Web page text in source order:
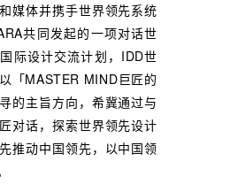
媒体并携手世界领先系统
共同发起的一项对话世
际设计交流计划，IDD世
「MASTER MIND巨匠的
的主旨方向，希冀通过与
对话，探索世界领先设计
推动中国领先，以中国领